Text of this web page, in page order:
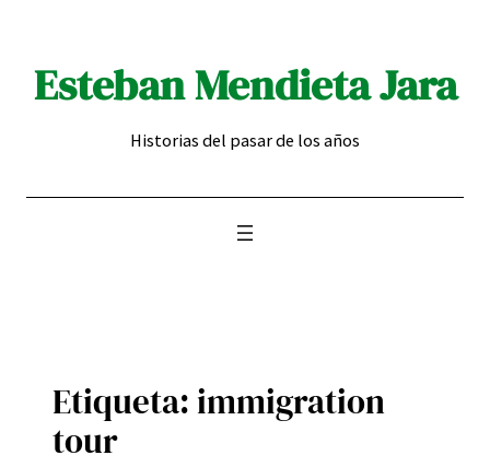
contenidoEsteban Mendieta Jara
Historias del pasar de los años
Etiqueta:immigration
tour